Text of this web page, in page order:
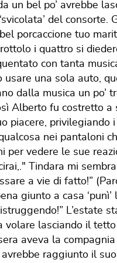
un bel po’ avrebbe
del
porcaccione tuo
baciandomi il clitoride. Non so quante volte ho goduto, ho anche pianto, quando sono rientrata a casa ero sfinita. Tindara mi ha confessato di essere bisessuale per un’esperienza di collegio con una sua collega, suo marito ne è al corrente. Da allora non ci siamo più incontrate, è stata un’esperienza travolgente che però mi ha lasciato dei segni, non ne ero preparata, tutto qua, spero mi perdonerai.” Guido era tutto un punto interrogativo, quale perdonare in fatto di sesso aveva una mentalità molto aperta: “Sei e sarai sempre il mio grande amore, abbracciami, ti starò sempre vicino.” Intanto lo zozzone…pensò bene di far volgere a situazione a suo favore, ti pareva, ma come fare? Un pomeriggio prese il telefono e rivolto alla consorte: “Vorrei chiamare Tindara…” Lilla malgrado quell’avvenimento non aveva perso il senso dello humor e abbracciando il marito: “Lo sapevo dove volevi arrivare amore mio preferisci anche la mia presenza o…” Stavolta fu Guido ad essere preso di contropiede, sapeva della mentalità aperta della consorte nei suoi confronti ma non sino a quel punto. “Vedi…veramente…io…” “Ho capito vai da solo, darò io un appuntamento a Tindara per conto tuo per dopo cena, che ne dici?” Che cacchio doveva dire , si trovò un’avventura sfiziosa in un piatto d’argento, certo sua moglie doveva amarlo alla follia per aver accettato di dividere suo marito con un’altra, un bacio profondo di ringraziamento. Cena leggera senza alcolici, in pigiama a sopra una vestaglia, Tindara era stata avvisata ed aveva accettato, forse voleva provare qualcosa di diverso con un altro uomo, forse suo marito da quel lato…La dama aprì la porta e in silenzio condusse il futuro amante direttamente in camera da letto, nello stereo musica di Mozart, la baby aveva gusti sofisticati. La pugna: un classico: baci in bocca, sulle tette, e poi alla vista di ‘ciccio’ un ohhh…evidentemente suo marito ce l’aveva più piccolo. La immissio penis fu un successo, la baby era un 'lago', ciccio era arrivato sino al collo dell’utero e col suo schizzo aveva portato Tindara alle stelle. Madame pensò bene di mettere in mostra il suo repertorio col vibratore nel popò, doppia goderecciata, Guido non aveva mai trovato una siffatta furia erotica. Ritornò a casa mezzo intontito sotto lo sguardo irriverente della consorte, era sabato poteva dormire sino al mezzogiorno successivo. Vi pareva che la storia potesse finire così? Ma quando mai,